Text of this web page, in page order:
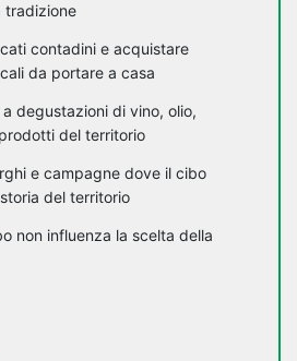
tradizione
contadini e acquistare
da portare a casa
degustazioni di vino, olio,
del territorio
e campagne dove il cibo
del territorio
non influenza la scelta della